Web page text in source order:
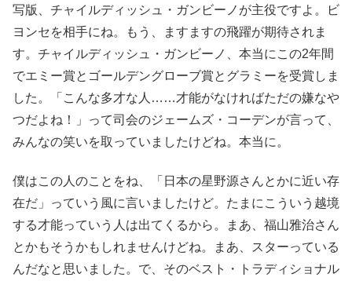
写版、チャイルディッシュ・ガンビーノが主役ですよ。ビ
ヨンセを相手にね。もう、ますますの飛躍が期待されま
す。チャイルディッシュ・ガンビーノ、本当にこの2年間
でエミー賞とゴールデングローブ賞とグラミーを受賞しま
した。「こんな多才な人……才能がなければただの嫌なや
つだよね！」って司会のジェームズ・コーデンが言って、
みんなの笑いを取っていましたけどね。本当に。
僕はこの人のことをね、「日本の星野源さんとかに近い存
在だ」っていう風に言いましたけど。たまにこういう越境
する才能っていう人は出てくるから。まあ、福山雅治さん
とかもそうかもしれませんけどね。まあ、スターっている
んだなと思いました。で、そのベスト・トラディショナル